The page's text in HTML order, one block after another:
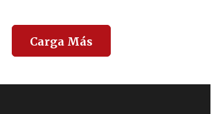
Carga Más